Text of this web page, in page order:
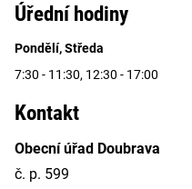
Úřední hodiny
Pondělí, Středa
7:30 - 11:30, 12:30 - 17:00
Kontakt
Obecní úřad Doubrava
č. p. 599